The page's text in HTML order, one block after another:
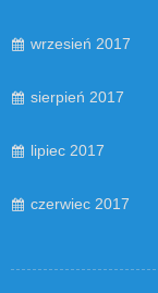
wrzesień 2017
sierpień 2017
lipiec 2017
czerwiec 2017